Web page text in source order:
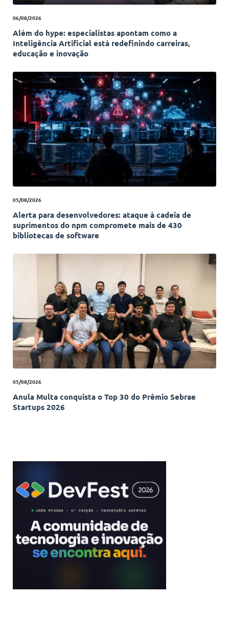
06/08/2026
Além do hype: especialistas apontam como a
Inteligência Artificial está redefinindo carreiras,
educação e inovação
05/08/2026
Alerta para desenvolvedores: ataque à cadeia de
suprimentos do npm compromete mais de 430
bibliotecas de software
05/08/2026
Anula Multa conquista o Top 30 do Prêmio Sebrae
Startups 2026